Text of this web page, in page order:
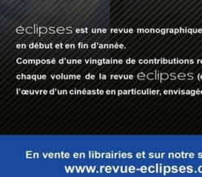
04
05
06
Au sortir de l’adolescence, au tout début du XXe siècle, Andrew (Woody Allen) n’a pas su
saisir sa chance avec
sont écoulés, et
plusieurs mois le lit
vont accueillir deux
Roberts), médecin
nouvelle maîtresse
ensuite Leopold (Jose
même et célibataire
hasard malencontreux,
est magique, et la
pouvoir commencer.
l’intrusion progressive